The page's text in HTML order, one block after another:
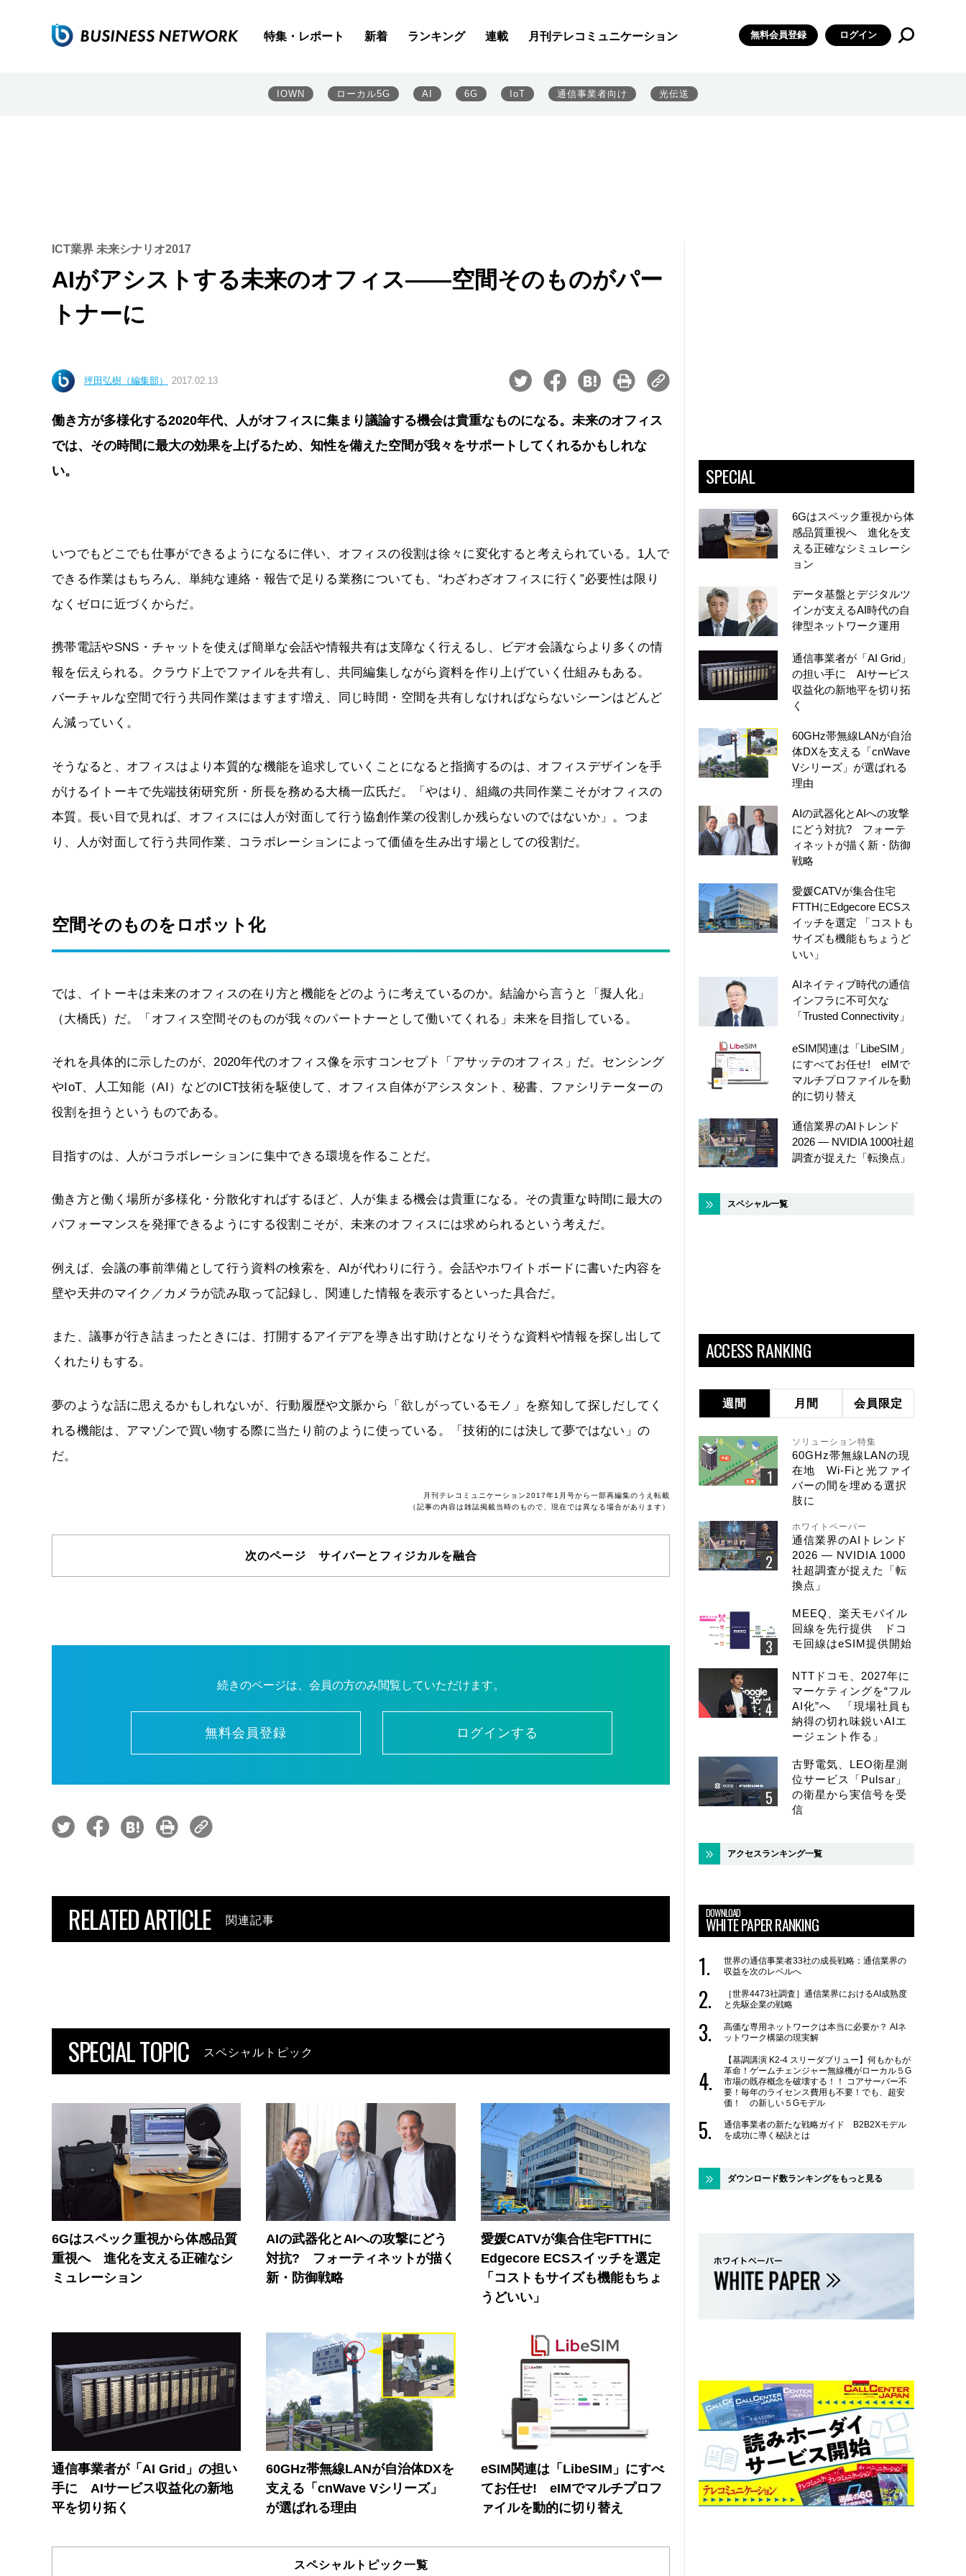
特集・レポート 新着 ランキング 連載 月刊テレコミュニケーション 無料会員登録 ログイン
IOWN ローカル5G AI 6G IoT 通信事業者向け 光伝送
ICT業界 未来シナリオ2017
AIがアシストする未来のオフィス――空間そのものがパー
トナーに
坪田弘樹（編集部） 2017.02.13
働き方が多様化する2020年代、人がオフィスに集まり議論する機会は貴重なものになる。未来のオフィス
では、その時間に最大の効果を上げるため、知性を備えた空間が我々をサポートしてくれるかもしれな
い。
いつでもどこでも仕事ができるようになるに伴い、オフィスの役割は徐々に変化すると考えられている。1人で
できる作業はもちろん、単純な連絡・報告で足りる業務についても、“わざわざオフィスに行く”必要性は限り
なくゼロに近づくからだ。
携帯電話やSNS・チャットを使えば簡単な会話や情報共有は支障なく行えるし、ビデオ会議ならより多くの情
報を伝えられる。クラウド上でファイルを共有し、共同編集しながら資料を作り上げていく仕組みもある。
バーチャルな空間で行う共同作業はますます増え、同じ時間・空間を共有しなければならないシーンはどんど
ん減っていく。
そうなると、オフィスはより本質的な機能を追求していくことになると指摘するのは、オフィスデザインを手
がけるイトーキで先端技術研究所・所長を務める大橋一広氏だ。「やはり、組織の共同作業こそがオフィスの
本質。長い目で見れば、オフィスには人が対面して行う協創作業の役割しか残らないのではないか」。つま
り、人が対面して行う共同作業、コラボレーションによって価値を生み出す場としての役割だ。
空間そのものをロボット化
では、イトーキは未来のオフィスの在り方と機能をどのように考えているのか。結論から言うと「擬人化」
（大橋氏）だ。「オフィス空間そのものが我々のパートナーとして働いてくれる」未来を目指している。
それを具体的に示したのが、2020年代のオフィス像を示すコンセプト「アサッテのオフィス」だ。センシング
やIoT、人工知能（AI）などのICT技術を駆使して、オフィス自体がアシスタント、秘書、ファシリテーターの
役割を担うというものである。
目指すのは、人がコラボレーションに集中できる環境を作ることだ。
働き方と働く場所が多様化・分散化すればするほど、人が集まる機会は貴重になる。その貴重な時間に最大の
パフォーマンスを発揮できるようにする役割こそが、未来のオフィスには求められるという考えだ。
例えば、会議の事前準備として行う資料の検索を、AIが代わりに行う。会話やホワイトボードに書いた内容を
壁や天井のマイク／カメラが読み取って記録し、関連した情報を表示するといった具合だ。
また、議事が行き詰まったときには、打開するアイデアを導き出す助けとなりそうな資料や情報を探し出して
くれたりもする。
夢のような話に思えるかもしれないが、行動履歴や文脈から「欲しがっているモノ」を察知して探しだしてく
れる機能は、アマゾンで買い物する際に当たり前のように使っている。「技術的には決して夢ではない」の
だ。
月刊テレコミュニケーション2017年1月号から一部再編集のうえ転載
（記事の内容は雑誌掲載当時のもので、現在では異なる場合があります）
次のページ サイバーとフィジカルを融合
続きのページは、会員の方のみ閲覧していただけます。
無料会員登録 ログインする
RELATED ARTICLE 関連記事
SPECIAL TOPIC スペシャルトピック
6Gはスペック重視から体感品質
重視へ 進化を支える正確なシ
ミュレーション
AIの武器化とAIへの攻撃にどう
対抗? フォーティネットが描く
新・防御戦略
愛媛CATVが集合住宅FTTHに
Edgecore ECSスイッチを選定
「コストもサイズも機能もちょ
うどいい」
通信事業者が「AI Grid」の担い
手に AIサービス収益化の新地
平を切り拓く
60GHz帯無線LANが自治体DXを
支える「cnWave Vシリーズ」
が選ばれる理由
eSIM関連は「LibeSIM」にすべ
てお任せ! eIMでマルチプロフ
ァイルを動的に切り替え
スペシャルトピック一覧
SPECIAL
6Gはスペック重視から体
感品質重視へ 進化を支
える正確なシミュレーシ
ョン
データ基盤とデジタルツ
インが支えるAI時代の自
律型ネットワーク運用
通信事業者が「AI Grid」
の担い手に AIサービス
収益化の新地平を切り拓
く
60GHz帯無線LANが自治
体DXを支える「cnWave
Vシリーズ」が選ばれる
理由
AIの武器化とAIへの攻撃
にどう対抗? フォーテ
ィネットが描く新・防御
戦略
愛媛CATVが集合住宅
FTTHにEdgecore ECSス
イッチを選定 「コストも
サイズも機能もちょうど
いい」
AIネイティブ時代の通信
インフラに不可欠な
「Trusted Connectivity」
eSIM関連は「LibeSIM」
にすべてお任せ! eIMで
マルチプロファイルを動
的に切り替え
通信業界のAIトレンド
2026 ― NVIDIA 1000社超
調査が捉えた「転換点」
スペシャル一覧
ACCESS RANKING
週間 月間 会員限定
ソリューション特集
60GHz帯無線LANの現
在地 Wi-Fiと光ファイ
バーの間を埋める選択
肢に
ホワイトペーパー
通信業界のAIトレンド
2026 ― NVIDIA 1000
社超調査が捉えた「転
換点」
MEEQ、楽天モバイル
回線を先行提供 ドコ
モ回線はeSIM提供開始
NTTドコモ、2027年に
マーケティングを“フル
AI化”へ 「現場社員も
納得の切れ味鋭いAIエ
ージェント作る」
古野電気、LEO衛星測
位サービス「Pulsar」
の衛星から実信号を受
信
アクセスランキング一覧
DOWNLOAD
WHITE PAPER RANKING
世界の通信事業者33社の成長戦略：通信業界の
収益を次のレベルへ
［世界4473社調査］通信業界におけるAI成熟度
と先駆企業の戦略
高価な専用ネットワークは本当に必要か？ AIネ
ットワーク構築の現実解
【基調講演 K2-4 スリーダブリュー】何もかもが
革命！ゲームチェンジャー無線機がローカル５G
市場の既存概念を破壊する！！ コアサーバー不
要！毎年のライセンス費用も不要！でも、超安
価！ の新しい５Gモデル
通信事業者の新たな戦略ガイド B2B2Xモデル
を成功に導く秘訣とは
ダウンロード数ランキングをもっと見る